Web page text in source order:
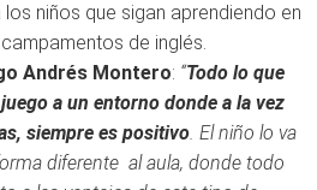
niños que sigan aprendiendo en
de inglés.
Andrés Montero: “Todo lo que
a un entorno donde a la vez
siempre es positivo. El niño lo va
diferente al aula, donde todo